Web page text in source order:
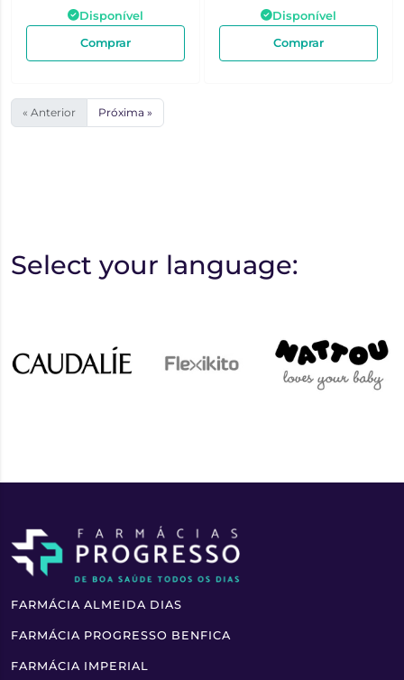
Disponível
Comprar
Disponível
Comprar
« Anterior Próxima »
Select your language:
FARMÁCIA ALMEIDA DIAS
FARMÁCIA PROGRESSO BENFICA
FARMÁCIA IMPERIAL